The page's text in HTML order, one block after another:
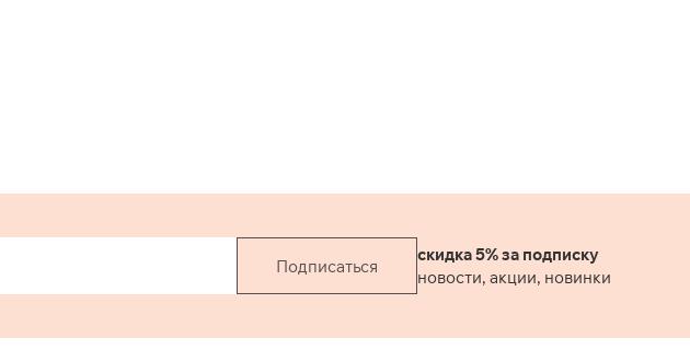
Подписаться
скидка 5% за подписку
новости, акции, новинки